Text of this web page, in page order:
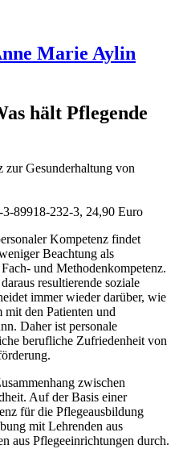
Marie Aylin
hält Pflegende
zur Gesunderhaltung von
89918-232-3, 24,90 Euro
Kompetenz findet
Beachtung als
und Methodenkompetenz.
resultierende soziale
immer wieder darüber, wie
mit den Patienten und
Daher ist personale
berufliche Zufriedenheit von
zwischen
Auf der Basis einer
für die Pflegeausbildung
mit Lehrenden aus
aus Pflegeeinrichtungen durch.